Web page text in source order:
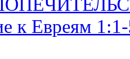
к Евреям